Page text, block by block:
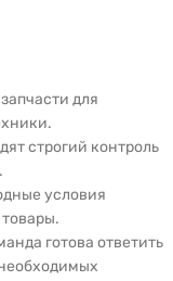
для
строгий контроль
условия
готова ответить